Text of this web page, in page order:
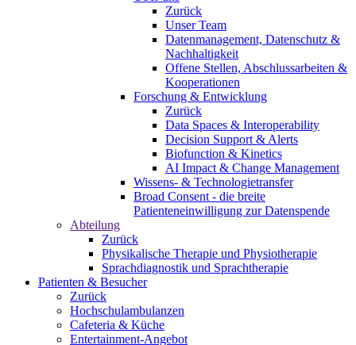
Zurück
Unser Team
Datenmanagement, Datenschutz &
Nachhaltigkeit
Offene Stellen, Abschlussarbeiten &
Kooperationen
Forschung & Entwicklung
Zurück
Data Spaces & Interoperability
Decision Support & Alerts
Biofunction & Kinetics
AI Impact & Change Management
Wissens- & Technologietransfer
Broad Consent - die breite
Patienteneinwilligung zur Datenspende
Abteilung
Zurück
Physikalische Therapie und Physiotherapie
Sprachdiagnostik und Sprachtherapie
Patienten & Besucher
Zurück
Hochschulambulanzen
Cafeteria & Küche
Entertainment-Angebot